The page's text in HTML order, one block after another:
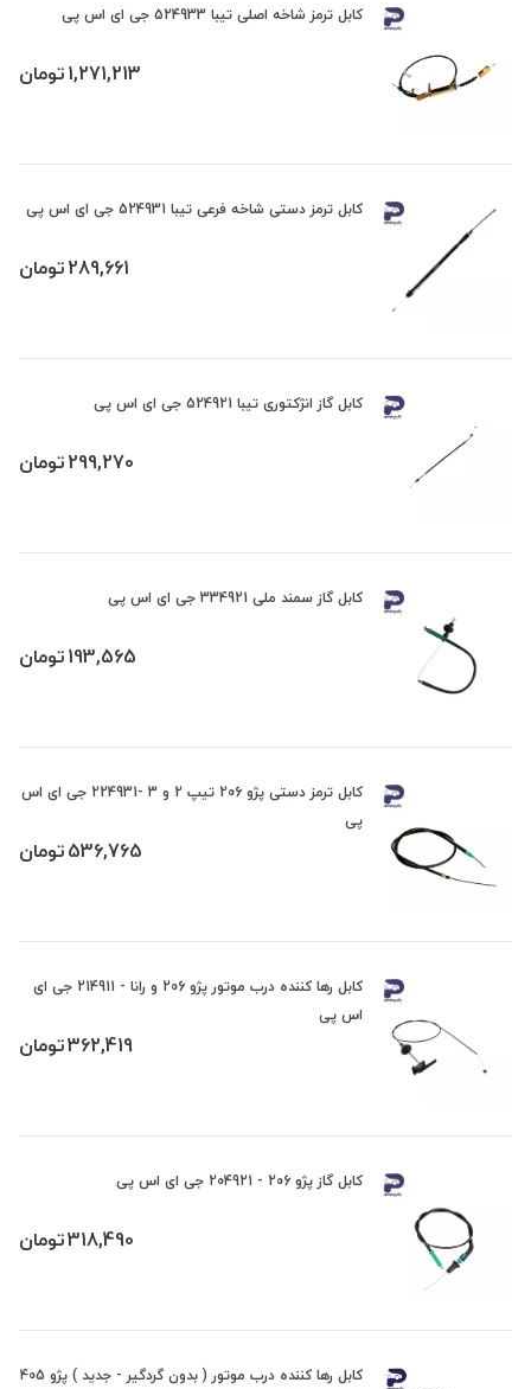
کابل ترمز شاخه اصلی تیبا 524933 جی ای اس پی
1,271,213تومان
کابل ترمز دستی شاخه فرعی تیبا 524931 جی ای اس پی
289,661تومان
کابل گاز انژکتوری تیبا 524921 جی ای اس پی
299,270تومان
کابل گاز سمند ملی 334921 جی ای اس پی
193,565تومان
کابل ترمز دستی پژو 206 تیپ 2 و 3 -224931 جی ای اس
پی
536,765تومان
کابل رها کننده درب موتور پژو 206 و رانا - 214911 جی ای
اس پی
362,419تومان
کابل گاز پژو 206 - 204921 جی ای اس پی
318,490تومان
کابل رها کننده درب موتور ( بدون گردگیر - جدید ) پژو 405